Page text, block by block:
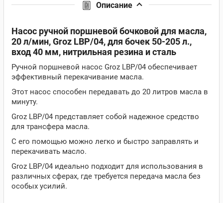
Описание
Насос ручной поршневой бочковой для масла,
20 л/мин, Groz LBP/04, для бочек 50-205 л.,
вход 40 мм, нитрильная резина и сталь
Ручной поршневой насос Groz LBP/04 обеспечивает
эффективный перекачивание масла.
Этот насос способен передавать до 20 литров масла в
минуту.
Groz LBP/04 представляет собой надежное средство
для трансфера масла.
С его помощью можно легко и быстро заправлять и
перекачивать масло.
Groz LBP/04 идеально подходит для использования в
различных сферах, где требуется передача масла без
особых усилий.